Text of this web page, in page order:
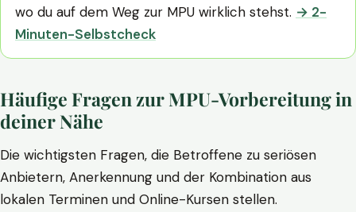
wo du auf dem Weg zur MPU wirklich stehst. → 2-
Minuten-Selbstcheck
Häufige Fragen zur MPU-Vorbereitung in
deiner Nähe
Die wichtigsten Fragen, die Betroffene zu seriösen
Anbietern, Anerkennung und der Kombination aus
lokalen Terminen und Online-Kursen stellen.